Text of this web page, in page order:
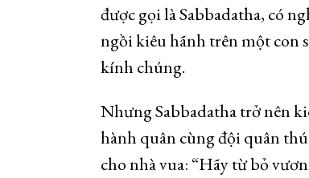
được gọi là Sabbadatha, có
ngồi kiêu hãnh trên một con
kính chúng.
Nhưng Sabbadatha trở nên
hành quân cùng đội quân
cho nhà vua: “Hãy từ bỏ